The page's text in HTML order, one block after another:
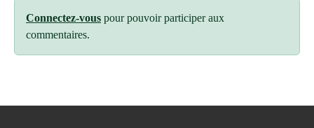
Connectez-vous pour pouvoir participer aux
commentaires.